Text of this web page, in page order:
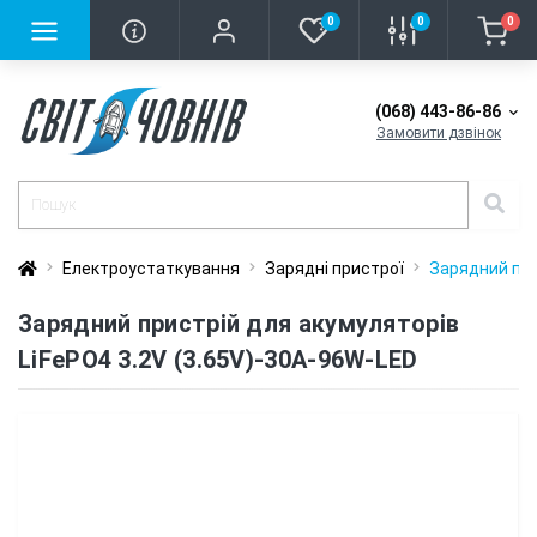
0 0 0
(068) 443-86-86
Замовити дзвінок
Електроустаткування Зарядні пристрої Зарядний
Зарядний пристрій для акумуляторів
LiFePO4 3.2V (3.65V)-30A-96W-LED